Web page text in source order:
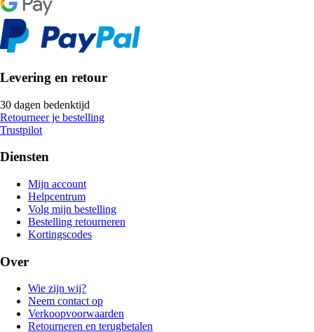
Levering en retour
30 dagen bedenktijd
Retourneer je bestelling
Trustpilot
Diensten
Mijn account
Helpcentrum
Volg mijn bestelling
Bestelling retourneren
Kortingscodes
Over
Wie zijn wij?
Neem contact op
Verkoopvoorwaarden
Retourneren en terugbetalen